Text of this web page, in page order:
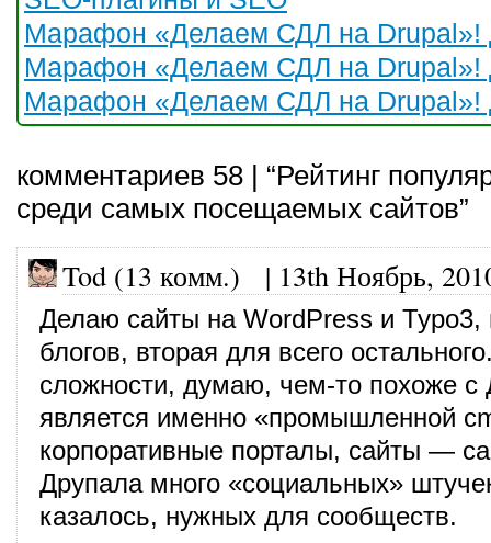
Марафон «Делаем СДЛ на Drupal»!
Марафон «Делаем СДЛ на Drupal»!
Марафон «Делаем СДЛ на Drupal»!
комментариев 58 | “Рейтинг
среди самых посещаемых сайтов”
Tod (13 комм.) | 13th Ноябрь,
Делаю сайты на WordPress и Typo3,
блогов, вторая для всего
сложности, думаю, чем-то похоже с
является именно «промышленной
корпоративные порталы, сайты —
Друпала много «социальных»
казалось, нужных для сообществ.